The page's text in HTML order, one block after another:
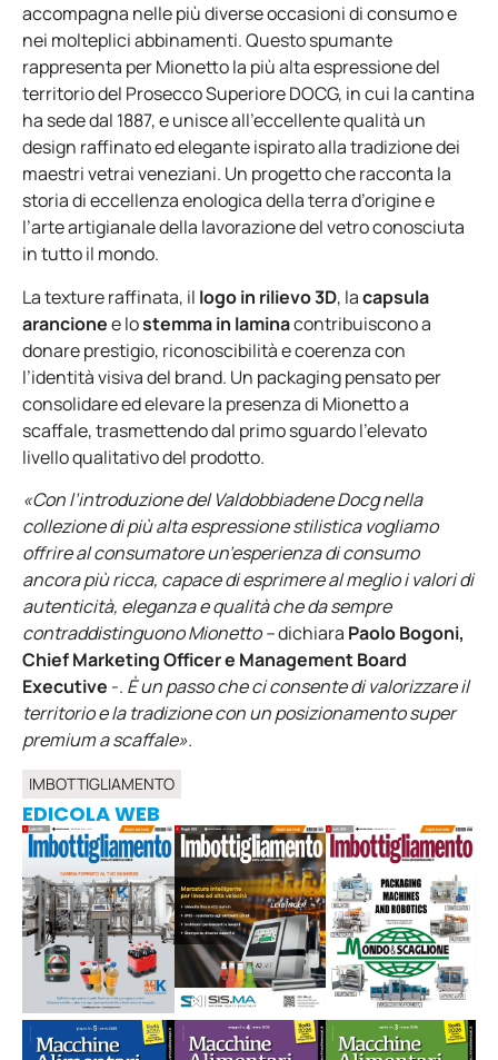
accompagna nelle più diverse occasioni di consumo e
nei molteplici abbinamenti. Questo spumante
rappresenta per Mionetto la più alta espressione del
territorio del Prosecco Superiore DOCG, in cui la cantina
ha sede dal 1887, e unisce all’eccellente qualità un
design raffinato ed elegante ispirato alla tradizione dei
maestri vetrai veneziani. Un progetto che racconta la
storia di eccellenza enologica della terra d’origine e
l’arte artigianale della lavorazione del vetro conosciuta
in tutto il mondo.
La texture raffinata, il logo in rilievo 3D, lacapsula
arancionee lostemma in laminacontribuiscono a
donare prestigio, riconoscibilità e coerenza con
l’identità visiva del brand. Un packaging pensato per
consolidare ed elevare la presenza di Mionetto a
scaffale, trasmettendo dal primo sguardo l’elevato
livello qualitativo del prodotto.
«Con l’introduzione del Valdobbiadene Docg nella
collezione di più alta espressione stilistica vogliamo
offrire al consumatore un’esperienza di consumo
ancora più ricca, capace di esprimere al meglio i valori di
autenticità, eleganza e qualità che da sempre
contraddistinguono Mionetto –dichiara Paolo Bogoni,
Chief Marketing Officer e Management Board
Executive -. È un passo che ci consente di valorizzare il
territorio e la tradizione con un posizionamento super
premium a scaffale».
IMBOTTIGLIAMENTO
EDICOLA WEB